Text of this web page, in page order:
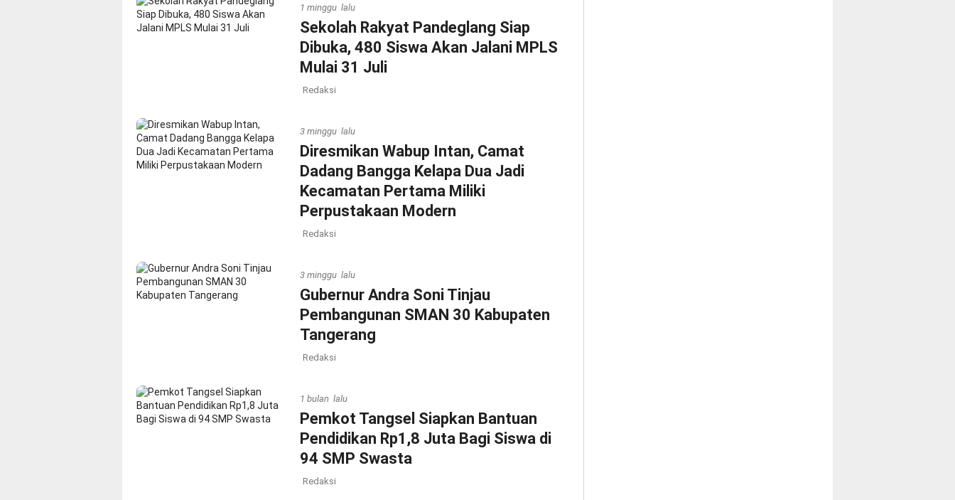
1 minggu lalu
Sekolah Rakyat Pandeglang Siap
Dibuka, 480 Siswa Akan Jalani MPLS
Mulai 31 Juli
Redaksi
3 minggu lalu
Diresmikan Wabup Intan, Camat
Dadang Bangga Kelapa Dua Jadi
Kecamatan Pertama Miliki
Perpustakaan Modern
Redaksi
3 minggu lalu
Gubernur Andra Soni Tinjau
Pembangunan SMAN 30 Kabupaten
Tangerang
Redaksi
1 bulan lalu
Pemkot Tangsel Siapkan Bantuan
Pendidikan Rp1,8 Juta Bagi Siswa di
94 SMP Swasta
Redaksi